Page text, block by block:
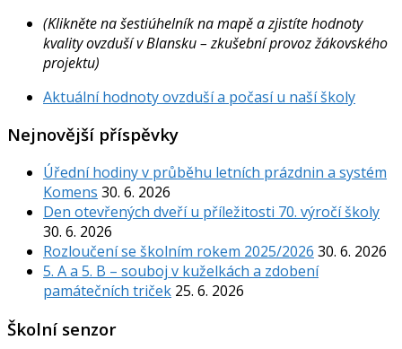
(Klikněte na šestiúhelník na mapě a zjistíte hodnoty
kvality ovzduší v Blansku – zkušební provoz žákovského
projektu)
Aktuální hodnoty ovzduší a počasí u naší školy
Nejnovější příspěvky
Úřední hodiny v průběhu letních prázdnin a systém
Komens 30. 6. 2026
Den otevřených dveří u příležitosti 70. výročí školy
30. 6. 2026
Rozloučení se školním rokem 2025/2026 30. 6. 2026
5. A a 5. B – souboj v kuželkách a zdobení
památečních triček 25. 6. 2026
Školní senzor